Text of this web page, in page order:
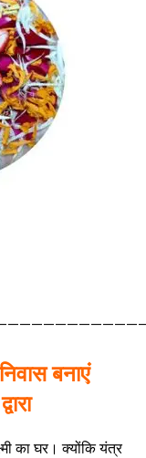
बनाएं
का घर। क्योंकि यंत्र